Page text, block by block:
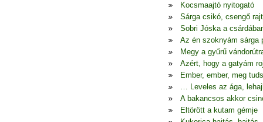
Kocsmaajtó nyitogató
Sárga csikó, csengő
Sobri Jóska a
Az én szoknyám sárga
Megy a gyűrű
Azért, hogy a gatyám
Ember, ember, meg
… Leveles az ága,
A bakancsos akkor
Eltörött a kutam gémje